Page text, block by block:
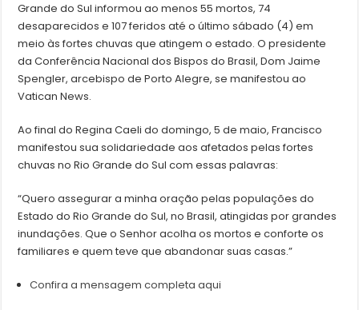
Grande do Sul informou ao menos 55 mortos, 74
desaparecidos e 107 feridos até o último sábado (4) em
meio às fortes chuvas que atingem o estado. O presidente
da Conferência Nacional dos Bispos do Brasil, Dom Jaime
Spengler, arcebispo de Porto Alegre, se manifestou ao
Vatican News.
Ao final do Regina Caeli do domingo, 5 de maio, Francisco
manifestou sua solidariedade aos afetados pelas fortes
chuvas no Rio Grande do Sul com essas palavras:
“Quero assegurar a minha oração pelas populações do
Estado do Rio Grande do Sul, no Brasil, atingidas por grandes
inundações. Que o Senhor acolha os mortos e conforte os
familiares e quem teve que abandonar suas casas.”
Confira a mensagem completa aqui